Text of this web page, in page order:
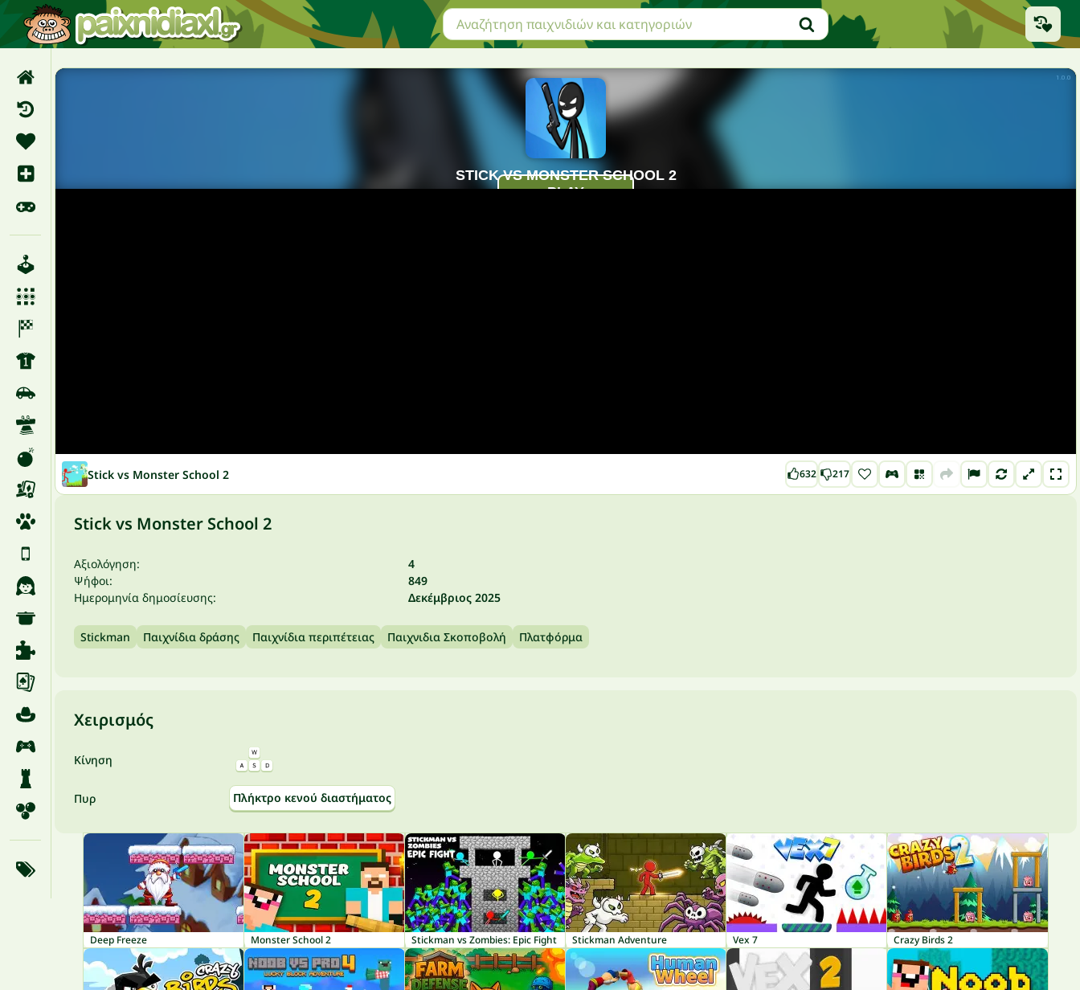
Stick vs Monster School 2 632 217
Stick vs Monster School 2
Αξιολόγηση:
4
Ψήφοι:
849
Ημερομηνία δημοσίευσης:
Δεκέμβριος 2025
Stickman Παιχνίδια δράσης Παιχνίδια περιπέτειας Παιχνιδια Σκοποβολή Πλατφόρμα
Χειρισμός
Κίνηση
Πυρ Πλήκτρο κενού διαστήματος
Deep Freeze Monster School 2 Stickman vs Zombies: Epic Fight Stickman Adventure Vex 7 Crazy Birds 2